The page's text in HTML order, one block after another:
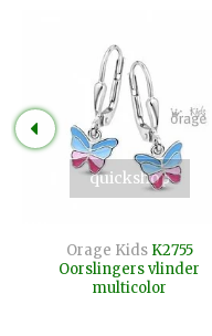
quickshop
Orage Kids K2755
Oorslingers vlinder
multicolor